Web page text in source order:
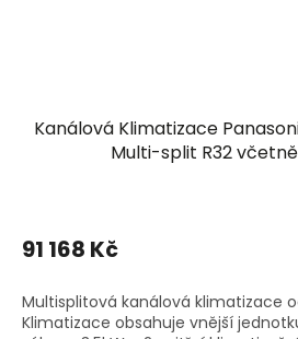
Kanálová Klimatizace
Multi-split R32
91 168 Kč
Multisplitová kanálová klimatizace
Klimatizace obsahuje vnější